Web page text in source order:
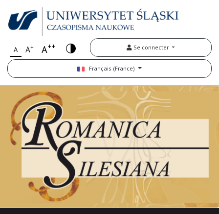
A A+ A++ Se connecter
Français (France)